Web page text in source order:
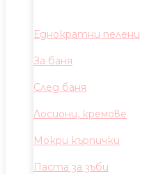
Еднократни пелени
За баня
След баня
Лосиони, кремове
Мокри кърпички
Паста за зъби